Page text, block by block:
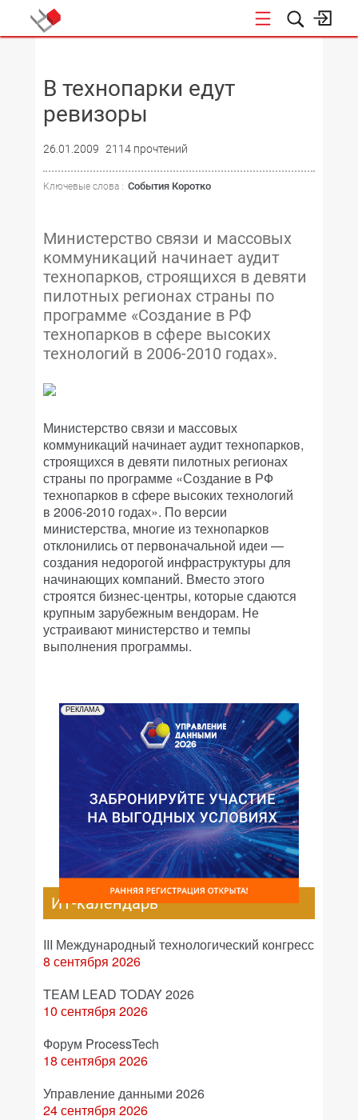
В технопарки едут
ревизоры
26.01.2009 2114 прочтений
Ключевые слова : События Коротко
Министерство связи и массовых
коммуникаций начинает аудит
технопарков, строящихся в девяти
пилотных регионах страны по
программе «Создание в РФ
технопарков в сфере высоких
технологий в 2006-2010 годах».
Министерство связи и массовых
коммуникаций начинает аудит технопарков,
строящихся в девяти пилотных регионах
страны по программе «Создание в РФ
технопарков в сфере высоких технологий
в 2006-2010 годах». По версии
министерства, многие из технопарков
отклонились от первоначальной идеи —
создания недорогой инфраструктуры для
начинающих компаний. Вместо этого
строятся бизнес-центры, которые сдаются
крупным зарубежным вендорам. Не
устраивают министерство и темпы
выполнения программы.
РЕКЛАМА
ИТ-календарь
III Международный технологический конгресс
8 сентября 2026
TEAM LEAD TODAY 2026
10 сентября 2026
Форум ProcessTech
18 сентября 2026
Управление данными 2026
24 сентября 2026